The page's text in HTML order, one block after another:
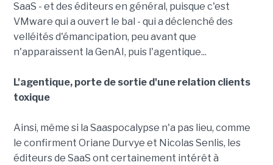
SaaS - et des éditeurs en général, puisque c'est
VMware qui a ouvert le bal - qui a déclenché des
velléités d'émancipation, peu avant que
n'apparaissent la GenAI, puis l'agentique...
L'agentique, porte de sortie d'une relation clients
toxique
Ainsi, même si la Saaspocalypse n'a pas lieu, comme
le confirment Oriane Durvye et Nicolas Senlis, les
éditeurs de SaaS ont certainement intérêt à